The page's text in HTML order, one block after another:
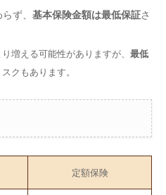
ず、 基本保険金額は最低保証さ
増える可能性がありますが、 最低
クもあります。
定額保険